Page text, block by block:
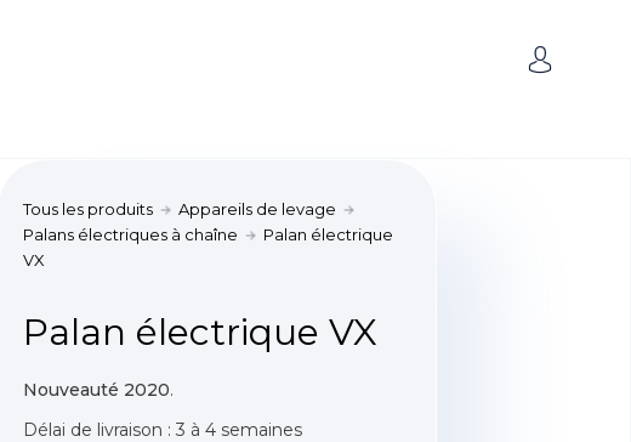
Tous les produits
Appareils de levage
Palans électriques à chaîne
Palan électrique
VX
Palan électrique VX
Nouveauté 2020.
Délai de livraison : 3 à 4 semaines